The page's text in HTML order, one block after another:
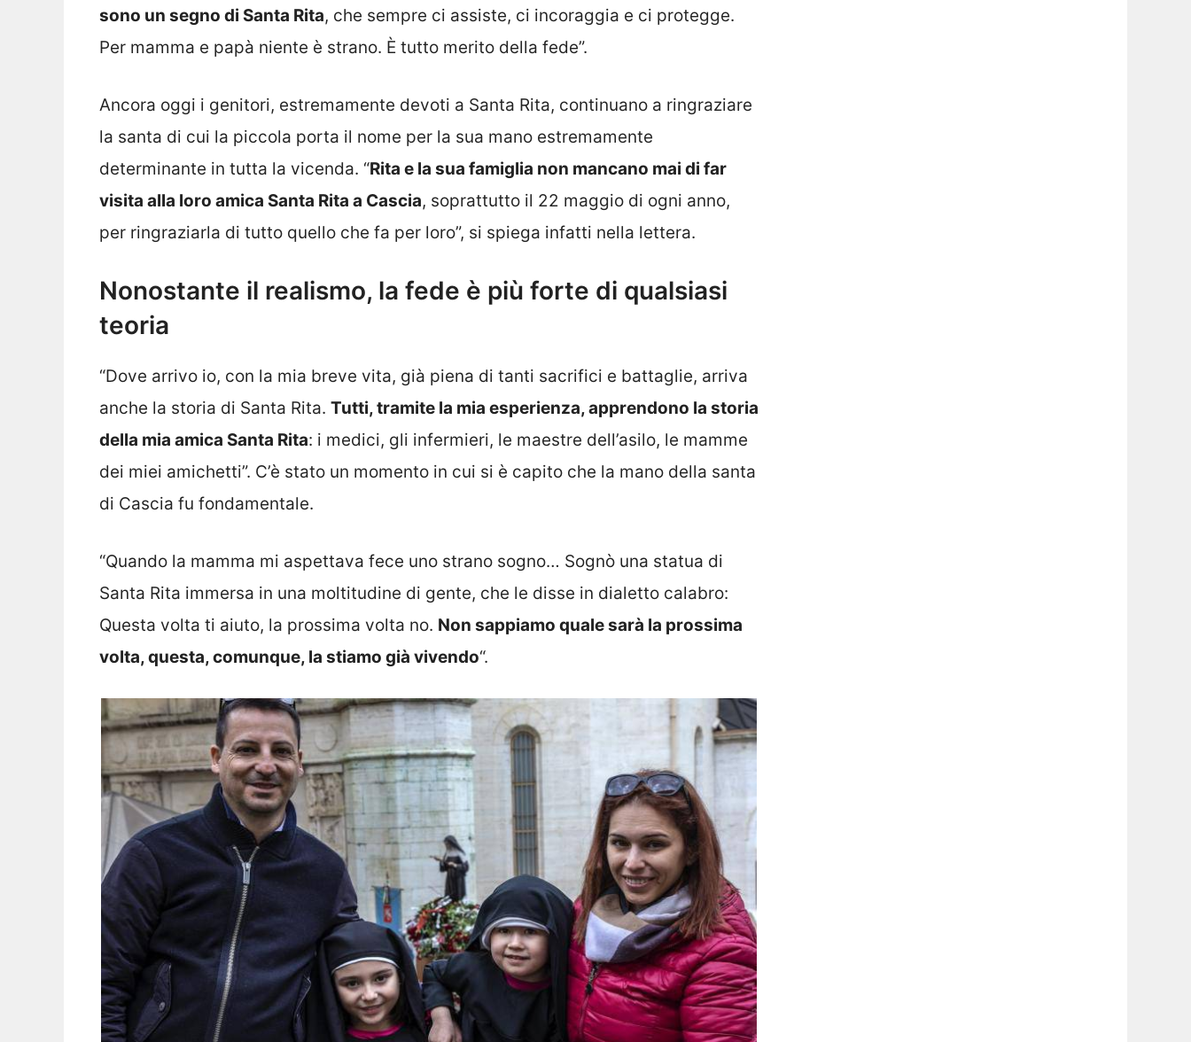
sono un segno di Santa Rita, che sempre ci assiste, ci incoraggia e ci protegge.
Per mamma e papà niente è strano. È tutto merito della fede”.
Ancora oggi i genitori, estremamente devoti a Santa Rita, continuano a ringraziare
la santa di cui la piccola porta il nome per la sua mano estremamente
determinante in tutta la vicenda. “Rita e la sua famiglia non mancano mai di far
visita alla loro amica Santa Rita a Cascia, soprattutto il 22 maggio di ogni anno,
per ringraziarla di tutto quello che fa per loro”, si spiega infatti nella lettera.
Nonostante il realismo, la fede è più forte di qualsiasi
teoria
“Dove arrivo io, con la mia breve vita, già piena di tanti sacrifici e battaglie, arriva
anche la storia di Santa Rita. Tutti, tramite la mia esperienza, apprendono la storia
della mia amica Santa Rita: i medici, gli infermieri, le maestre dell’asilo, le mamme
dei miei amichetti”. C’è stato un momento in cui si è capito che la mano della santa
di Cascia fu fondamentale.
“Quando la mamma mi aspettava fece uno strano sogno… Sognò una statua di
Santa Rita immersa in una moltitudine di gente, che le disse in dialetto calabro:
Questa volta ti aiuto, la prossima volta no. Non sappiamo quale sarà la prossima
volta, questa, comunque, la stiamo già vivendo“.